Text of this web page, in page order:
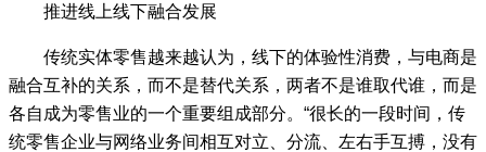
推进线上线下融合发展
传统实体零售越来越认为，线下的体验性消费，与电商是
融合互补的关系，而不是替代关系，两者不是谁取代谁，而是
各自成为零售业的一个重要组成部分。“很长的一段时间，传
统零售企业与网络业务间相互对立、分流、左右手互搏，没有